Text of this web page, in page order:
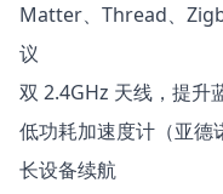
Matter、Thread、
议
双 2.4GHz 天线，提升
低功耗加速度计（亚德
长设备续航